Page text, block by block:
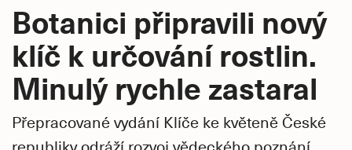
Botanici připravili nový
klíč k určování rostlin.
Minulý rychle zastaral
Přepracované vydání Klíče ke květeně České
republiky odráží rozvoj vědeckého poznání